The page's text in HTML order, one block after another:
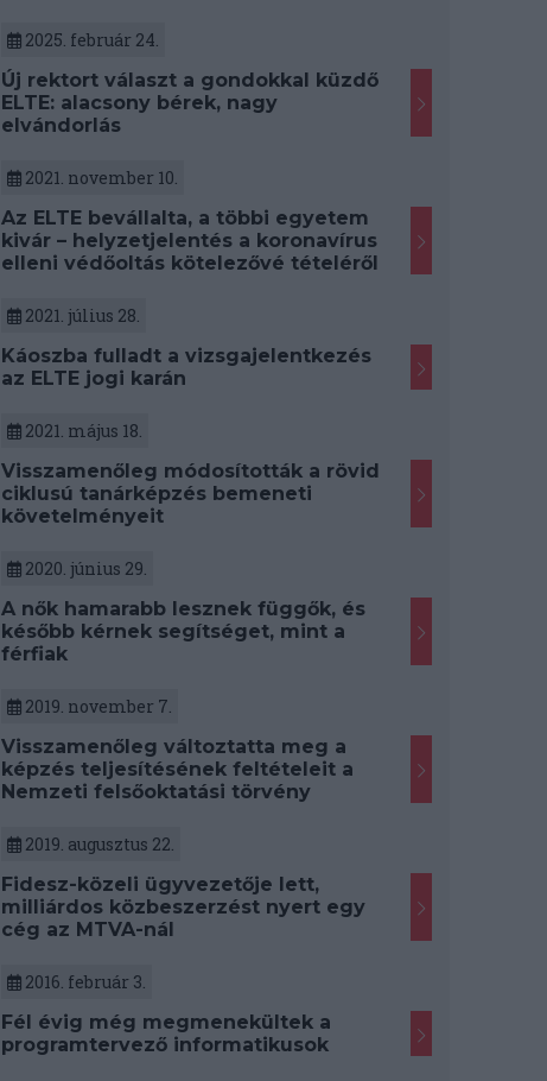
2025. február 24.
Új rektort választ a gondokkal küzdő
ELTE: alacsony bérek, nagy
elvándorlás
2021. november 10.
Az ELTE bevállalta, a többi egyetem
kivár – helyzetjelentés a koronavírus
elleni védőoltás kötelezővé tételéről
2021. július 28.
Káoszba fulladt a vizsgajelentkezés
az ELTE jogi karán
2021. május 18.
Visszamenőleg módosították a rövid
ciklusú tanárképzés bemeneti
követelményeit
2020. június 29.
A nők hamarabb lesznek függők, és
később kérnek segítséget, mint a
férfiak
2019. november 7.
Visszamenőleg változtatta meg a
képzés teljesítésének feltételeit a
Nemzeti felsőoktatási törvény
2019. augusztus 22.
Fidesz-közeli ügyvezetője lett,
milliárdos közbeszerzést nyert egy
cég az MTVA-nál
2016. február 3.
Fél évig még megmenekültek a
programtervező informatikusok